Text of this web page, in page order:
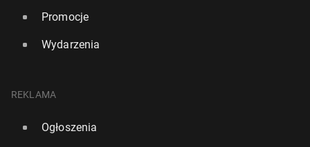
Promocje
Wydarzenia
REKLAMA
Ogłoszenia